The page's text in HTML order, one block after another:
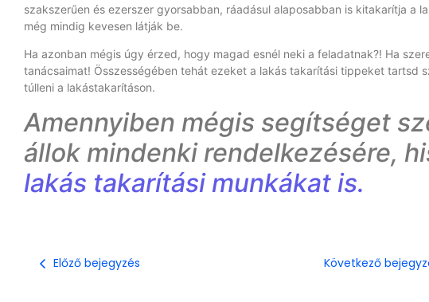
szakszerűen és ezerszer gyorsabban, ráadásul alaposabban is kitakarítja a
még mindig kevesen látják be.
Ha azonban mégis úgy érzed, hogy magad esnél neki a feladatnak?! Ha
tanácsaimat! Összességében tehát ezeket a lakás takarítási tippeket tartsd
túlleni a lakástakarításon.
Amennyiben mégis segítséget
állok mindenki rendelkezésére,
lakás takarítási munkákat is.
Előző bejegyzés Következő